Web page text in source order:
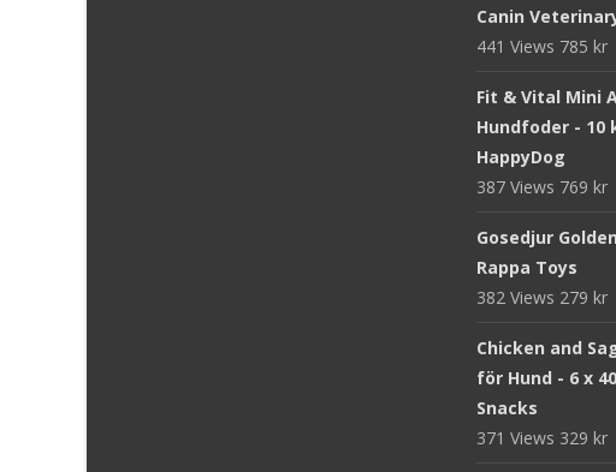
Canin
441 Views 785 kr
Fit & Vital Mini
Hundfoder - 10
HappyDog
387 Views 769 kr
Gosedjur
Rappa Toys
382 Views 279 kr
Chicken and
för Hund - 6 x
Snacks
371 Views 329 kr